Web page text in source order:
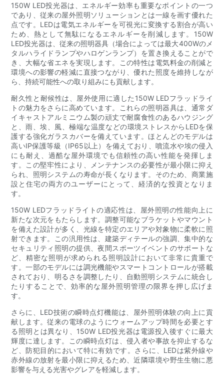
150W LED投光器は、エネルギー効率も重要なポイントの一つ
であり、従来の屋外照明ソリューションとは一線を画す優れた
点です。LEDは電気エネルギーを可視光に変換する割合が高い
ため、熱として無駄になるエネルギーを削減します。150W
LED投光器は、従来の照明器具（場合によっては最大400Wのメ
タルハライドランプやハロゲンランプ）を置き換えることがで
き、大幅な省エネを実現します。この特性は電気料金の削減と
環境への影響の軽減に直接つながり、優れた照度を維持しなが
ら、持続可能性への取り組みにも貢献します。
耐久性と耐候性は、屋外使用に適した150W LEDフラッドライ
トの魅力をさらに高めています。これらの照明器具は、通常ダ
イキャストアルミニウム製の頑丈で耐腐食性のあるハウジング
と、雨、埃、風、極端な温度などの環境ストレスからLEDを保
護する強化ガラスカバーを備えています。ほとんどのモデルは
高いIP保護等級（IP65以上）を備えており、噴流水や埃の侵入
にも耐え、過酷な屋外環境でも信頼性の高い性能を発揮しま
す。この堅牢性により、メンテナンスの必要性が最小限に抑え
られ、照明システムの寿命が長くなります。そのため、商業施
設と住宅の両方のユーザーにとって、経済的な投資となりま
す。
150W LEDフラッドライトの適応性は、屋外照明の性能向上に
新たな次元をもたらします。調整可能なブラケットやマウント
を備えた設計が多く、光線を特定のエリアや対象物に柔軟に照
射できます。この汎用性は、建築ディテールの強調、集中的な
セキュリティ照明の提供、夜間スポーツイベントのサポートな
ど、精密な照明が求められる照明設計において非常に貴重で
す。一部のモデルには調光機能やスマートコントロールが搭載
されており、明るさを調整したり、自動照明システムに統合し
たりすることで、効率的な屋外照明管理の限界を押し広げま
す。
さらに、LED技術の瞬時点灯機能は、屋外照明体験の向上に貢
献します。従来の電球のようにウォームアップ時間を必要とす
る照明とは異なり、150W LED投光器は電源投入後すぐに最大
輝度に達します。この瞬時点灯は、侵入者や事故を抑止するな
ど、防犯目的において特に有効です。さらに、LEDは紫外線や
赤外線の放射を最小限に抑えるため、近隣環境や野生生物に悪
影響を与える光害やグレアを軽減します。